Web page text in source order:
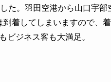
た。羽田空港から山口宇
着してしまいますので、
ビジネス客も大満足。